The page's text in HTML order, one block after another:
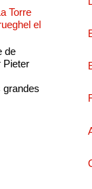
Torre
el
de
Pieter
grandes